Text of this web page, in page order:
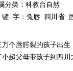
分类：科教台自然
字： 兔唇 四川省
个唇腭裂的孩子出
超父母带孩子到四川